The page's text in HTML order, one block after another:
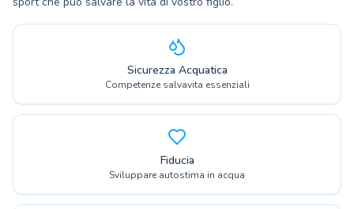
Sicurezza Acquatica
Competenze salvavita essenziali
Fiducia
Sviluppare autostima in acqua